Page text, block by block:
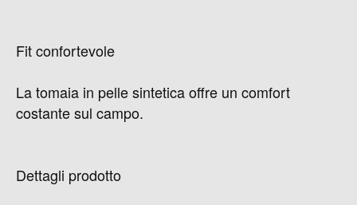
Fit confortevole
La tomaia in pelle sintetica offre un comfort
costante sul campo.
Dettagli prodotto